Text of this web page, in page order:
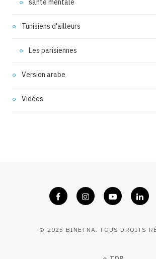
Tunisiens d'ailleurs
Les parisiennes
Version arabe
Vidéos
© 2025 BINETNA. TOUS DROITS